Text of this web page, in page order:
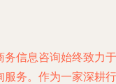
务信息咨询始终致力于
服务。作为一家深耕行